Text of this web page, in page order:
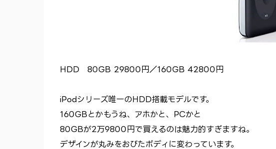
HDD 80GB 29800円／160GB 42800円
iPodシリーズ唯一のHDD搭載モデルです。
160GBとかもうね、アホかと、PCかと
80GBが2万9800円で買えるのは魅力的すぎますね。
デザインが丸みをおびたボディに変わっています。